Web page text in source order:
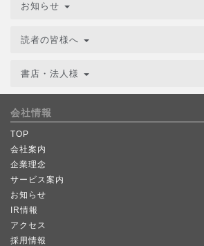
お知らせ
読者の皆様へ
書店・法人様
会社情報
TOP
会社案内
企業理念
サービス案内
お知らせ
IR情報
アクセス
採用情報